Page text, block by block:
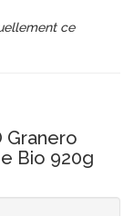
ce
Granero
Bio 920g